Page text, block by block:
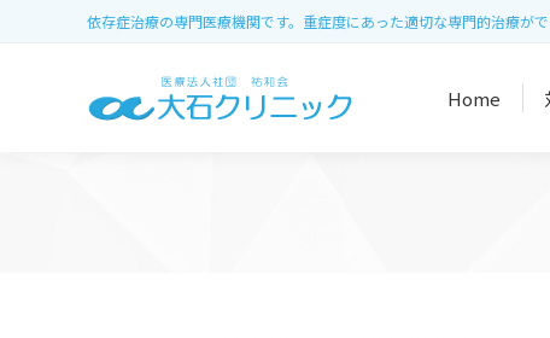
依存症治療の専門医療機関です。重症度にあった適切な専門的治療が
Home